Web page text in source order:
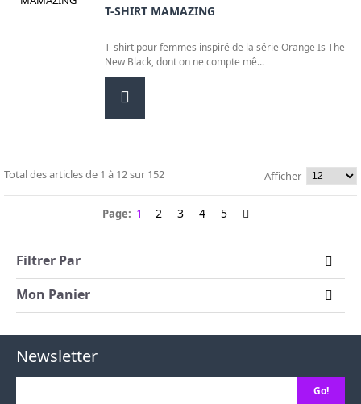
T-SHIRT MAMAZING
T-shirt pour femmes inspiré de la série Orange Is The
New Black, dont on ne compte mê...
Total des articles de 1 à 12sur 152 Afficher
Page: 1 2 3 4 5
Filtrer Par
Mon Panier
Newsletter
Go!